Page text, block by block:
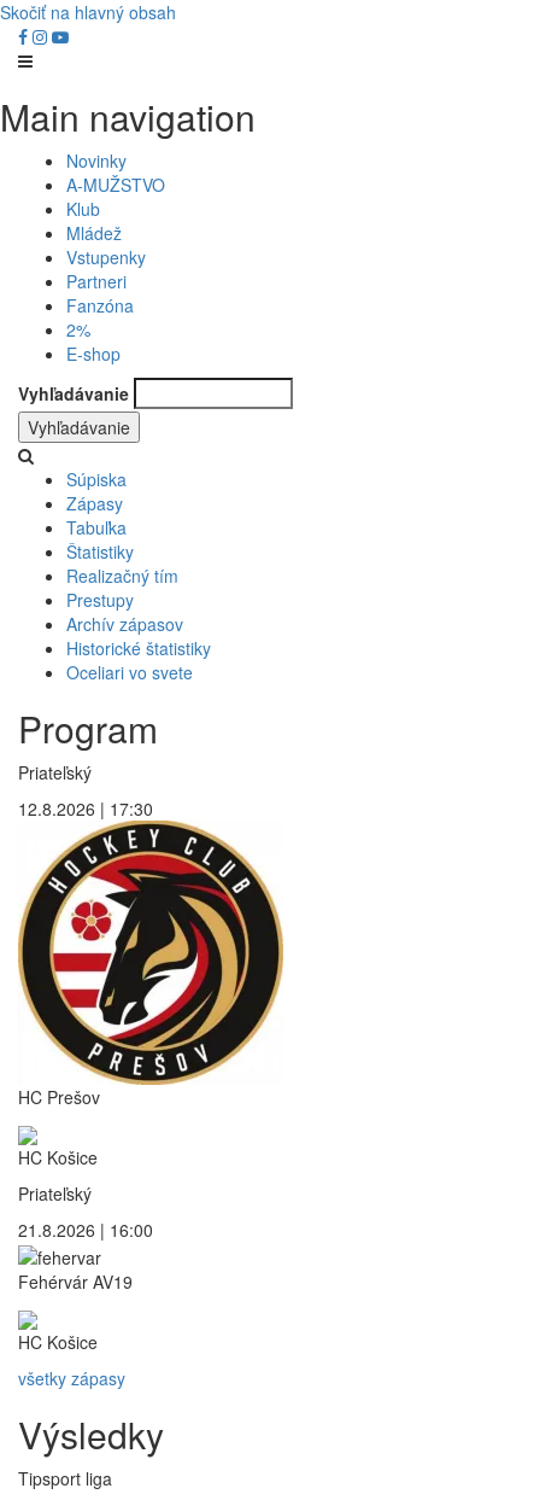
Skočiť na hlavný obsah
Main navigation
Novinky
A-MUŽSTVO
Klub
Mládež
Vstupenky
Partneri
Fanzóna
2%
E-shop
Vyhľadávanie
Súpiska
Zápasy
Tabuľka
Štatistiky
Realizačný tím
Prestupy
Archív zápasov
Historické štatistiky
Oceliari vo svete
Program
Priateľský
12.8.2026 | 17:30
HC Prešov
HC Košice
Priateľský
21.8.2026 | 16:00
Fehérvár AV19
HC Košice
všetky zápasy
Výsledky
Tipsport liga